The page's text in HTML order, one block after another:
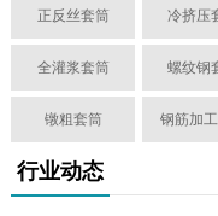
正反丝套筒 冷挤压
全灌浆套筒 螺纹钢
镦粗套筒 钢筋加
行业动态